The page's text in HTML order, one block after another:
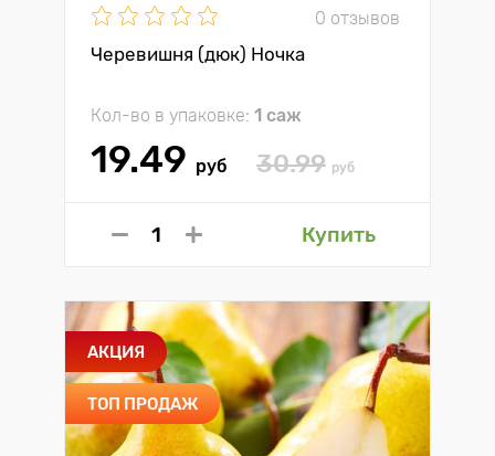
0 отзывов
Черевишня (дюк) Ночка
Кол-во в упаковке: 1 саж
19.49 руб 30.99 руб
Купить
АКЦИЯ
ТОП ПРОДАЖ